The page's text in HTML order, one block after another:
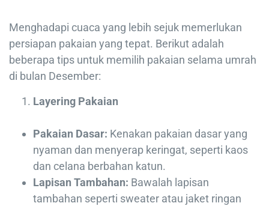
Menghadapi cuaca yang lebih sejuk memerlukan
persiapan pakaian yang tepat. Berikut adalah
beberapa tips untuk memilih pakaian selama umrah
di bulan Desember:
Layering Pakaian
Pakaian Dasar: Kenakan pakaian dasar yang
nyaman dan menyerap keringat, seperti kaos
dan celana berbahan katun.
Lapisan Tambahan: Bawalah lapisan
tambahan seperti sweater atau jaket ringan